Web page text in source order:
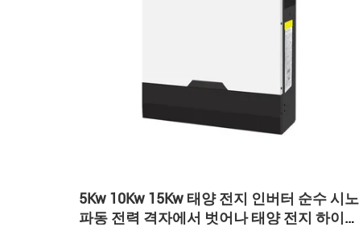
5Kw 10Kw 15Kw 태양 전지 인버터 순수 시노
파동 전력 격자에서 벗어나 태양 전지 하이브